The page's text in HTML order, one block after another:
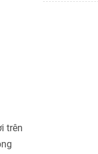
trên